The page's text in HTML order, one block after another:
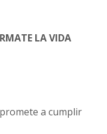
LA VIDA
a cumplir